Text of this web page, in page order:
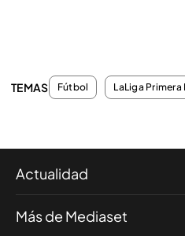
TEMAS Fútbol LaLiga Primera
Actualidad
Más de Mediaset